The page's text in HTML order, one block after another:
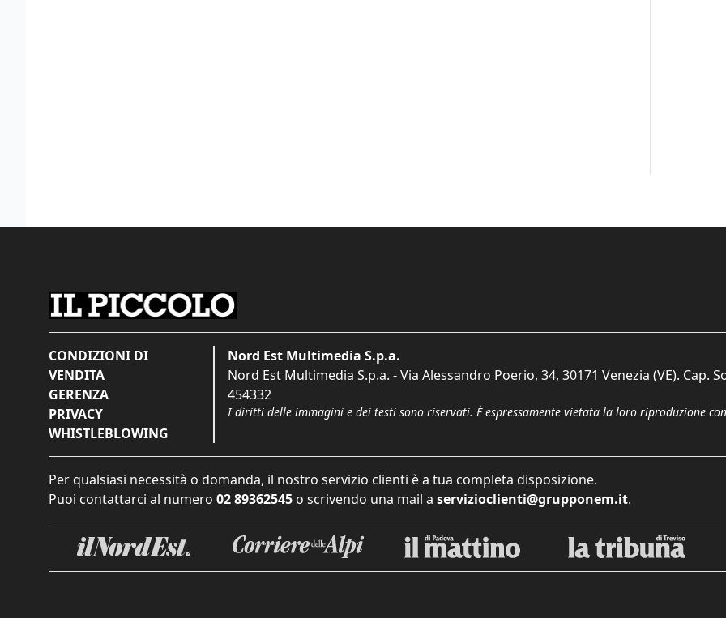
CONDIZIONI DI
VENDITA
GERENZA
PRIVACY
WHISTLEBLOWING
Nord Est Multimedia S.p.a.
Nord Est Multimedia S.p.a. - Via Alessandro Poerio, 34, 30171 Venezia (VE). Cap.
454332
I diritti delle immagini e dei testi sono riservati. È espressamente vietata la loro riproduzione
Per qualsiasi necessità o domanda, il nostro servizio clienti è a tua completa disposizione.
Puoi contattarci al numero 02 89362545 o scrivendo una mail a servizioclienti@grupponem.it.